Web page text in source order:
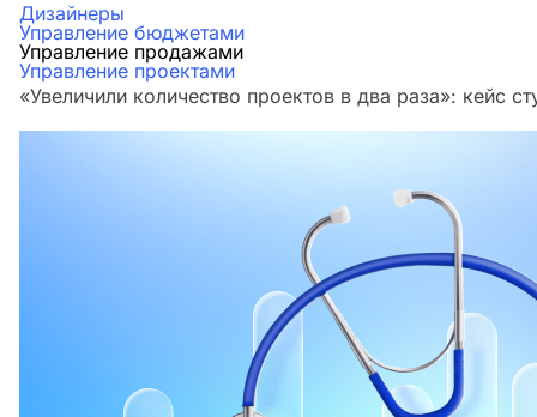
Дизайнеры
Управление бюджетами
Управление продажами
Управление проектами
«Увеличили количество проектов в два раза»‎: кейс